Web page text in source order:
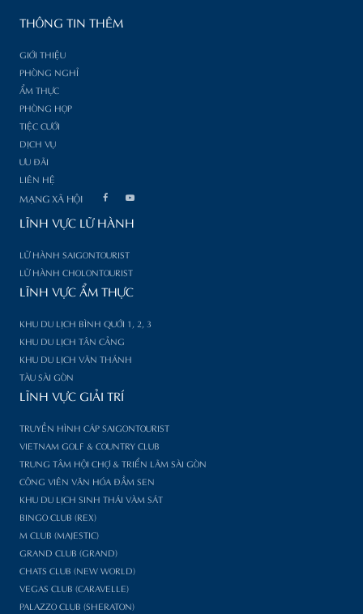
THÔNG TIN THÊM
GIỚI THIỆU
PHÒNG NGHỈ
ẨM THỰC
PHÒNG HỌP
TIỆC CƯỚI
DỊCH VỤ
ƯU ĐÃI
LIÊN HỆ
MẠNG XÃ HỘI
LĨNH VỰC LỮ HÀNH
LỮ HÀNH SAIGONTOURIST
LỮ HÀNH CHOLONTOURIST
LĨNH VỰC ẨM THỰC
KHU DU LỊCH BÌNH QUỚI 1, 2, 3
KHU DU LỊCH TÂN CẢNG
KHU DU LỊCH VĂN THÁNH
TÀU SÀI GÒN
LĨNH VỰC GIẢI TRÍ
TRUYỀN HÌNH CÁP SAIGONTOURIST
VIETNAM GOLF & COUNTRY CLUB
TRUNG TÂM HỘI CHỢ & TRIỂN LÃM SÀI GÒN
CÔNG VIÊN VĂN HÓA ĐẦM SEN
KHU DU LỊCH SINH THÁI VÀM SÁT
BINGO CLUB (REX)
M CLUB (MAJESTIC)
GRAND CLUB (GRAND)
CHATS CLUB (NEW WORLD)
VEGAS CLUB (CARAVELLE)
PALAZZO CLUB (SHERATON)